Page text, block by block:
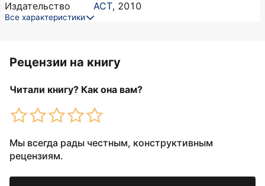
Издательство
АСТ, 2010
Все характеристики
Рецензии на книгу
Читали книгу? Как она вам?
Мы всегда рады честным, конструктивным
рецензиям.